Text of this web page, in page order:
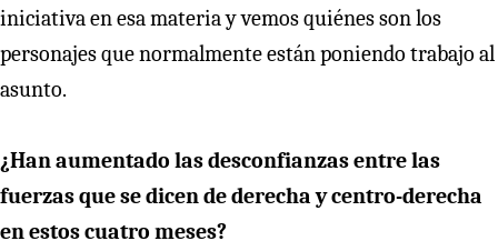
iniciativa en esa materia y vemos quiénes son los
personajes que normalmente están poniendo trabajo al
asunto.
¿Han aumentado las desconfianzas entre las
fuerzas que se dicen de derecha y centro-derecha
en estos cuatro meses?